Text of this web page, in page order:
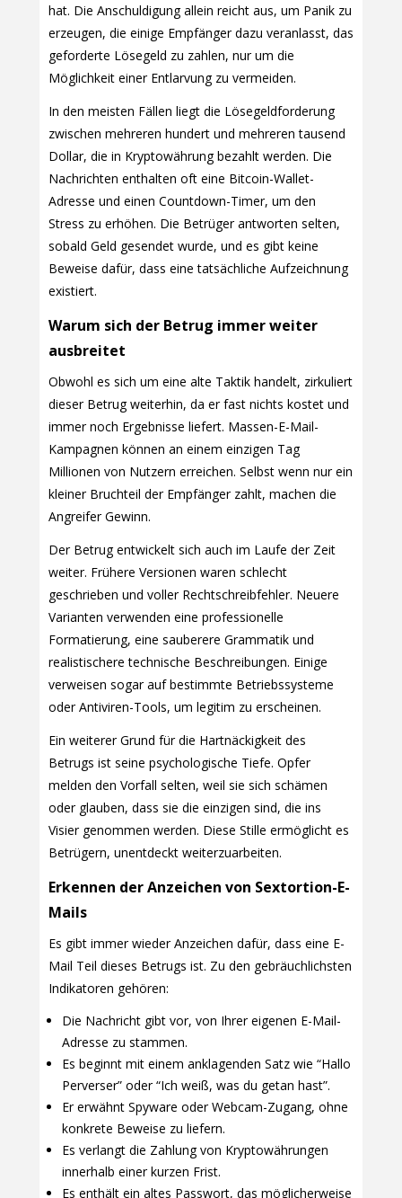
hat. Die Anschuldigung allein reicht aus, um Panik zu
erzeugen, die einige Empfänger dazu veranlasst, das
geforderte Lösegeld zu zahlen, nur um die
Möglichkeit einer Entlarvung zu vermeiden.
In den meisten Fällen liegt die Lösegeldforderung
zwischen mehreren hundert und mehreren tausend
Dollar, die in Kryptowährung bezahlt werden. Die
Nachrichten enthalten oft eine Bitcoin-Wallet-
Adresse und einen Countdown-Timer, um den
Stress zu erhöhen. Die Betrüger antworten selten,
sobald Geld gesendet wurde, und es gibt keine
Beweise dafür, dass eine tatsächliche Aufzeichnung
existiert.
Warum sich der Betrug immer weiter
ausbreitet
Obwohl es sich um eine alte Taktik handelt, zirkuliert
dieser Betrug weiterhin, da er fast nichts kostet und
immer noch Ergebnisse liefert. Massen-E-Mail-
Kampagnen können an einem einzigen Tag
Millionen von Nutzern erreichen. Selbst wenn nur ein
kleiner Bruchteil der Empfänger zahlt, machen die
Angreifer Gewinn.
Der Betrug entwickelt sich auch im Laufe der Zeit
weiter. Frühere Versionen waren schlecht
geschrieben und voller Rechtschreibfehler. Neuere
Varianten verwenden eine professionelle
Formatierung, eine sauberere Grammatik und
realistischere technische Beschreibungen. Einige
verweisen sogar auf bestimmte Betriebssysteme
oder Antiviren-Tools, um legitim zu erscheinen.
Ein weiterer Grund für die Hartnäckigkeit des
Betrugs ist seine psychologische Tiefe. Opfer
melden den Vorfall selten, weil sie sich schämen
oder glauben, dass sie die einzigen sind, die ins
Visier genommen werden. Diese Stille ermöglicht es
Betrügern, unentdeckt weiterzuarbeiten.
Erkennen der Anzeichen von Sextortion-E-
Mails
Es gibt immer wieder Anzeichen dafür, dass eine E-
Mail Teil dieses Betrugs ist. Zu den gebräuchlichsten
Indikatoren gehören:
Die Nachricht gibt vor, von Ihrer eigenen E-Mail-
Adresse zu stammen.
Es beginnt mit einem anklagenden Satz wie “Hallo
Perverser” oder “Ich weiß, was du getan hast”.
Er erwähnt Spyware oder Webcam-Zugang, ohne
konkrete Beweise zu liefern.
Es verlangt die Zahlung von Kryptowährungen
innerhalb einer kurzen Frist.
Es enthält ein altes Passwort, das möglicherweise